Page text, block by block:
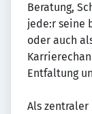
Beratung,
jede:r seine
oder auch
Entfaltung
Als zentraler